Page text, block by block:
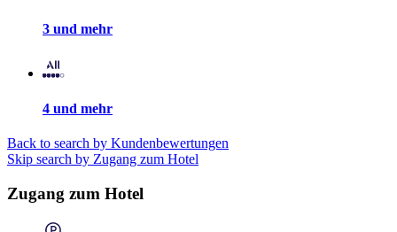
3 und mehr
4 und mehr
Back to search by Kundenbewertungen
Skip search by Zugang zum Hotel
Zugang zum Hotel